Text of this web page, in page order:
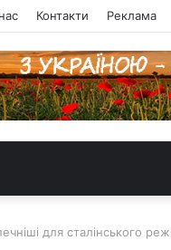
Контакти Реклама
для сталінського